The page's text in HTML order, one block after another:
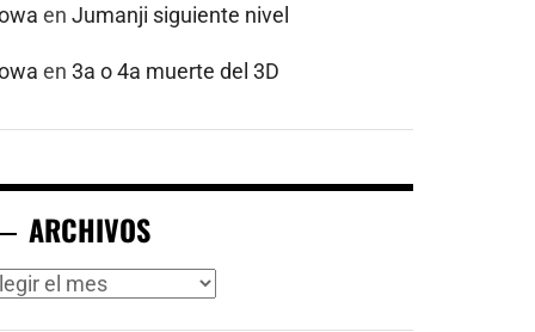
enJumanji siguiente nivel
en3a o 4a muerte del 3D
ARCHIVOS